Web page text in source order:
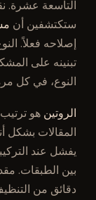
التاسعة عشرة.
ستكتشفين أن
إصلاحه فعلاً.
تبنينه على
النوع، في كل
الروتين هو
المقالات بشكل
يفشل عند
بين الطبقات.
دقائق من